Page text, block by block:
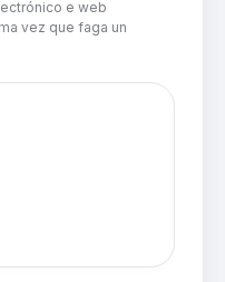
e web
vez que faga un